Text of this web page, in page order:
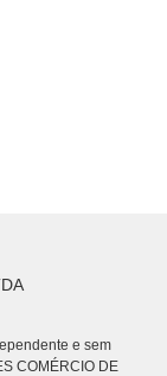
e sem
COMÉRCIO DE